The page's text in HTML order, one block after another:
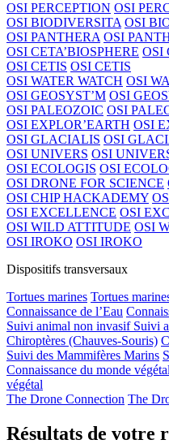
OSI PERCEPTION OSI
OSI BIODIVERSITA OSI
OSI PANTHERA OSI
OSI CETA’BIOSPHERE OSI
OSI CETIS OSI CETIS
OSI WATER WATCH OSI
OSI GEOSYST’M OSI
OSI PALEOZOIC OSI
OSI EXPLOR’EARTH OSI
OSI GLACIALIS OSI
OSI UNIVERS OSI
OSI ECOLOGIS OSI
OSI DRONE FOR SCIENCE
OSI CHIP HACKADEMY
OSI EXCELLENCE OSI
OSI WILD ATTITUDE OSI
OSI IROKO OSI IROKO
Dispositifs transversaux
Tortues marines Tortues
Connaissance de l’Eau
Suivi animal non invasif Suivi
Chiroptères (Chauves-Souris)
Suivi des Mammifères Marins
Connaissance du monde
végétal
The Drone Connection The
Résultats de votre